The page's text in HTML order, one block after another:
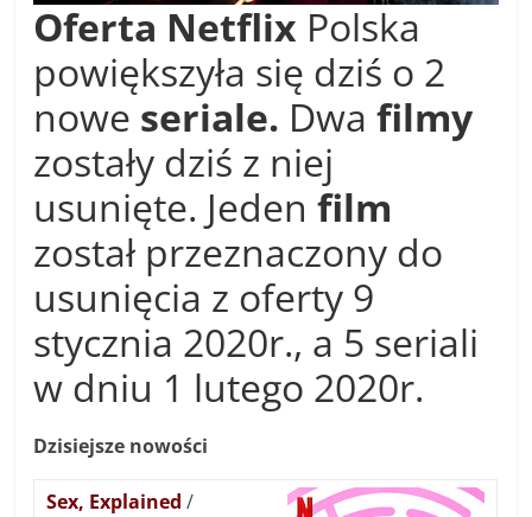
Oferta Netflix Polska
powiększyła się dziś o 2
nowe seriale. Dwafilmy
zostały dziś z niej
usunięte. Jedenfilm
został przeznaczony do
usunięcia z oferty 9
stycznia 2020r., a 5 seriali
w dniu 1 lutego 2020r.
Dzisiejsze nowości
Sex, Explained /